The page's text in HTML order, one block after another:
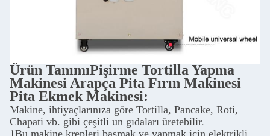
Ürün TanımıPişirme Tortilla Yapma
Makinesi Arapça Pita Fırın Makinesi
Pita Ekmek Makinesi:
Makine, ihtiyaçlarınıza göre Tortilla, Pancake, Roti,
Chapati vb. gibi çeşitli un gıdaları üretebilir.